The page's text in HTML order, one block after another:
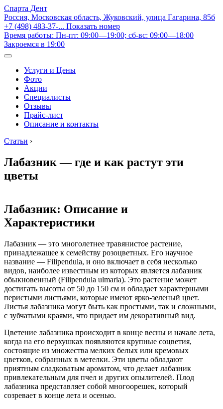
Спарта Дент
Россия, Московская область, Жуковский, улица Гагарина, 85б
+7 (498) 483-37-... Показать номер
Время работы: Пн-пт: 09:00—19:00; сб-вс: 09:00—18:00
Закроемся в 19:00
Услуги и Цены
Фото
Акции
Специалисты
Отзывы
Прайс-лист
Описание и контакты
Статьи ›
Лабазник — где и как растут эти
цветы
Лабазник: Описание и
Характеристики
Лабазник — это многолетнее травянистое растение,
принадлежащее к семейству розоцветных. Его научное
название — Filipendula, и оно включает в себя несколько
видов, наиболее известным из которых является лабазник
обыкновенный (Filipendula ulmaria). Это растение может
достигать высоты от 50 до 150 см и обладает характерными
перистыми листьями, которые имеют ярко-зеленый цвет.
Листья лабазника могут быть как простыми, так и сложными,
с зубчатыми краями, что придает им декоративный вид.
Цветение лабазника происходит в конце весны и начале лета,
когда на его верхушках появляются крупные соцветия,
состоящие из множества мелких белых или кремовых
цветков, собранных в метелки. Эти цветы обладают
приятным сладковатым ароматом, что делает лабазник
привлекательным для пчел и других опылителей. Плод
лабазника представляет собой многоорешек, который
созревает в конце лета и осенью.